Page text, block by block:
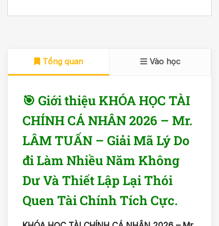
Tổng quan Vào học
🎯 Giới thiệu KHÓA HỌC TÀI
CHÍNH CÁ NHÂN 2026 – Mr.
LÂM TUẤN – Giải Mã Lý Do
đi Làm Nhiều Năm Không
Dư Và Thiết Lập Lại Thói
Quen Tài Chính Tích Cực.